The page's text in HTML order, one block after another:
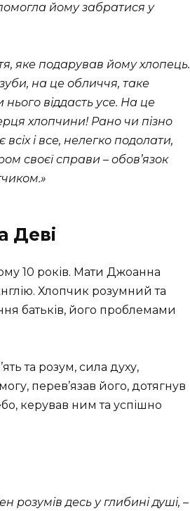
йому забратися у
яке подарував йому хлопець.
на це обличчя, таке
вiддасть усе. На це
хлопчини! Рано чи пiзно
i все, нелегко подолати,
своєї справи – обов’язок
Деві
10 років. Мати Джоанна
Хлопчик розумний та
батьків, його проблемами
та розум, сила духу,
перев’язав його, дотягнув
керував ним та успішно
розумiв десь у глибинi душi, –